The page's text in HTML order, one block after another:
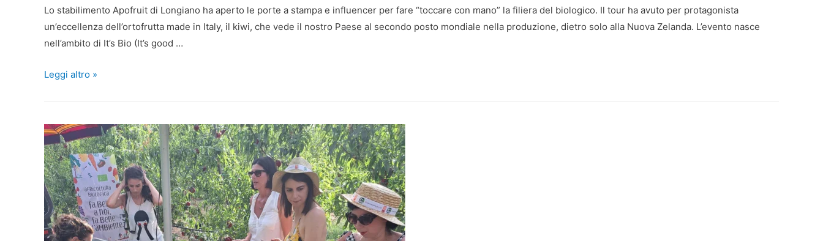
Lo stabilimento Apofruit di Longiano ha aperto le porte a stampa e influencer per fare “toccare con mano” la filiera del biologico. Il tour ha avuto per protagonista
un’eccellenza dell’ortofrutta made in Italy, il kiwi, che vede il nostro Paese al secondo posto mondiale nella produzione, dietro solo alla Nuova Zelanda. L’evento nasce
nell’ambito di It’s Bio (It’s good …
Leggi altro »